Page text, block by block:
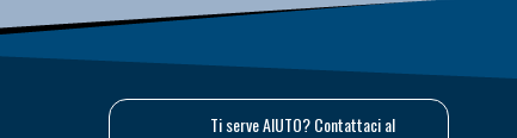
Ti serve AIUTO? Contattaci al